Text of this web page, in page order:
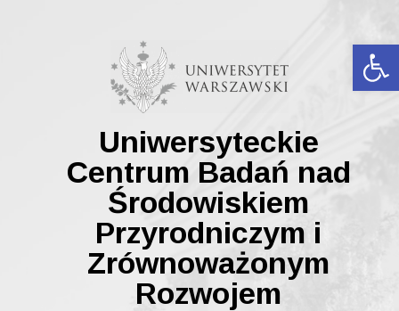
Uniwersyteckie
Centrum Badań nad
Środowiskiem
Przyrodniczym i
Zrównoważonym
Rozwojem